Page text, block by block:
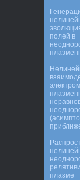
полей в
плазме